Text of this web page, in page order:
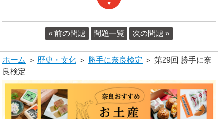
« 前の問題 問題一覧 次の問題 »
ホーム ＞ 歴史・文化 ＞ 勝手に奈良検定 ＞ 第29回 勝手に奈
良検定